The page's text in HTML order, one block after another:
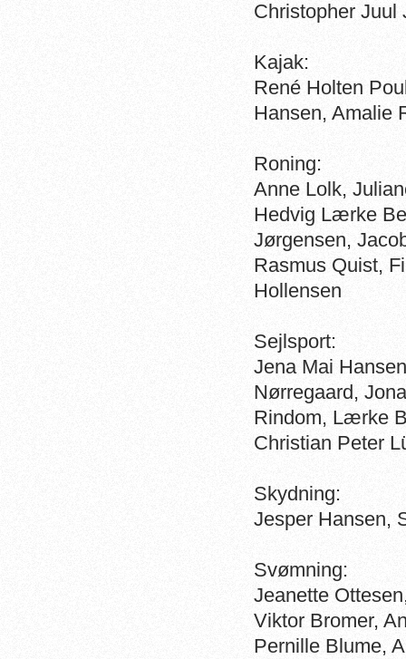
Christopher Juul
Kajak:
René Holten
Hansen, Amalie
Roning:
Anne Lolk,
Hedvig Lærke
Jørgensen,
Rasmus Quist,
Hollensen
Sejlsport:
Jena Mai
Nørregaard,
Rindom, Lærke
Christian Peter
Skydning:
Jesper Hansen,
Svømning:
Jeanette
Viktor Bromer,
Pernille Blume,